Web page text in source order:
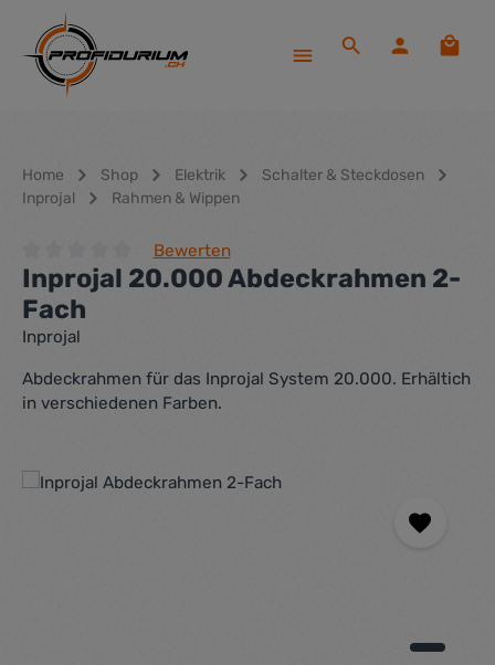
Zum Hauptinhalt springen
Home Shop Elektrik
Schalter & Steckdosen
Inprojal
Rahmen & Wippen
Durchschnittliche Bewertung von 0 von 5 Sternen
Bewerten
Inprojal 20.000 Abdeckrahmen 2-
Fach
Inprojal
Abdeckrahmen für das Inprojal System 20.000. Erhältich
in verschiedenen Farben.
Bildergalerie überspringen